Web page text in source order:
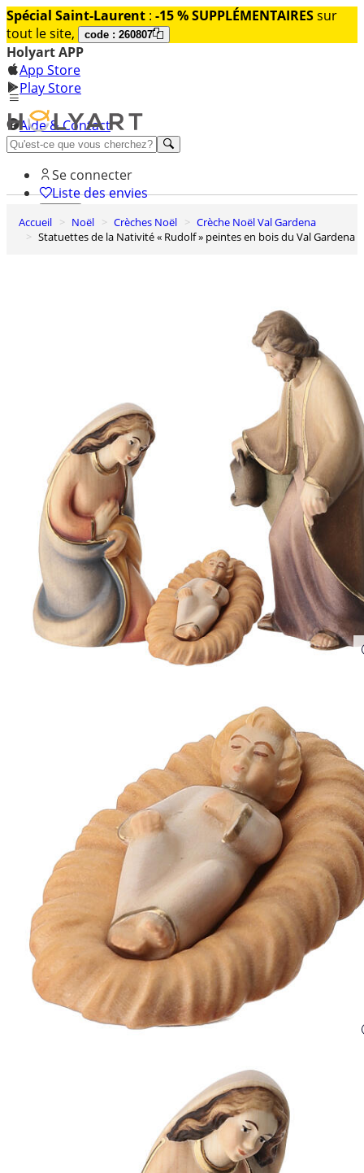
Spécial Saint-Laurent : -15 % SUPPLÉMENTAIRESsur
tout le site,
code : 260807
Holyart APP
App Store
Play Store
Aide & Contact
Découvrez Premium
Se connecter
Liste des envies
0
Panier
Accueil Noël Crèches Noël
Crèche Noël Val Gardena
Statuettes de la Nativité « Rudolf » peintes en bois du Val Gardena